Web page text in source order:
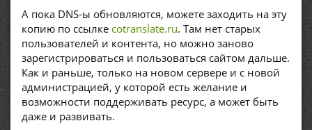
А пока DNS-ы обновляются, можете заходить на эту
копию по ссылке cotranslate.ru. Там нет старых
пользователей и контента, но можно заново
зарегистрироваться и пользоваться сайтом дальше.
Как и раньше, только на новом сервере и с новой
администрацией, у которой есть желание и
возможности поддерживать ресурс, а может быть
даже и развивать.